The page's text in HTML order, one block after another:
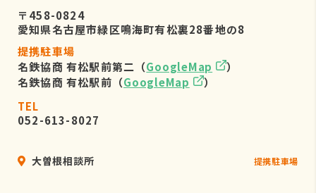
お客様がご自身の個人情報を弊社に提
供されるか否かは、お客様のご判断に
よりますが、もしご提供されない場合
には、適切なサービスが提供できない
場合がありますので予めご了承くださ
〒458-0824
愛知県名古屋市緑区鳴海町有松裏28番地の8
提携駐車場
名鉄協商 有松駅前第二（GoogleMap
）
名鉄協商 有松駅前（GoogleMap
）
TEL
052-613-8027
大曽根相談所 提携駐車場